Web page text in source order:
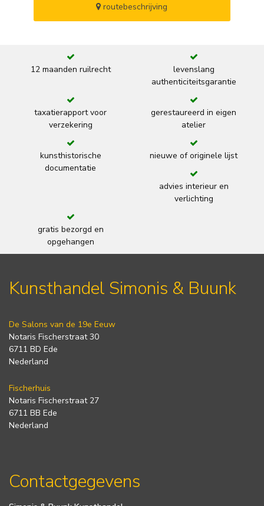
routebeschrijving
12 maanden ruilrecht
levenslang
authenticiteitsgarantie
taxatierapport voor
verzekering
gerestaureerd in eigen
atelier
kunsthistorische
documentatie
nieuwe of originele lijst
advies interieur en
verlichting
gratis bezorgd en
opgehangen
Kunsthandel Simonis & Buunk
De Salons van de 19e Eeuw
Notaris Fischerstraat 30
6711 BD Ede
Nederland
Fischerhuis
Notaris Fischerstraat 27
6711 BB Ede
Nederland
Contactgegevens